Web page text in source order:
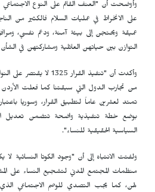
وأوضحت أن "العنف القائم على النوع
على الانخراط في عمليات السلام فالكثير من
عميقة ويحتجن إلى بيئة آمنة، ودعم نفسي،
التوازن بين حياتهن العائلية ومشاركتهن في الشأن
وأكدت أن "تنفيذ القرار
من تجارب الدول التي سبقتنا كما فعلت
تمتد لعشرين عاماً لتطبيق القرار، وسوريا
بوضع خطة تنفيذية واضحة تتضمن تعديل
السياسية الحقيقية للنساء".
ولفتت الانتباه إلى أن "وجود الكوتا النسائية
منظمات المجتمع المدني لتشجيع النساء على
لهن، كما يجب التصدي للوصم الاجتماعي